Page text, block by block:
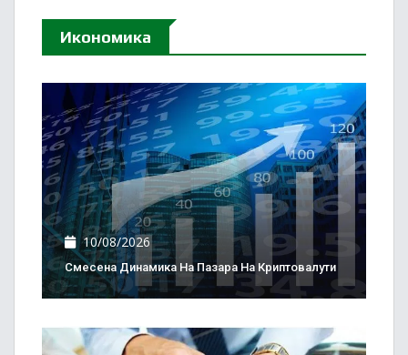
Икономика
10/08/2026
Смесена Динамика На Пазара На Криптовалути